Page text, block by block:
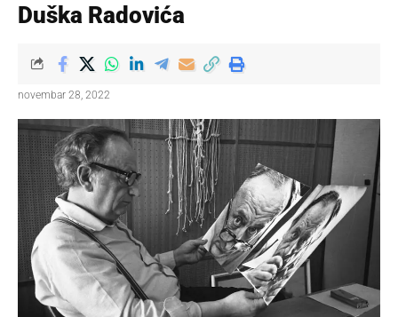
Duška Radovića
novembar 28, 2022